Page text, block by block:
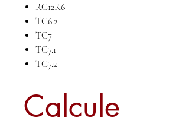
RC12R6
TC6.2
TC7
TC7.1
TC7.2
Calcule